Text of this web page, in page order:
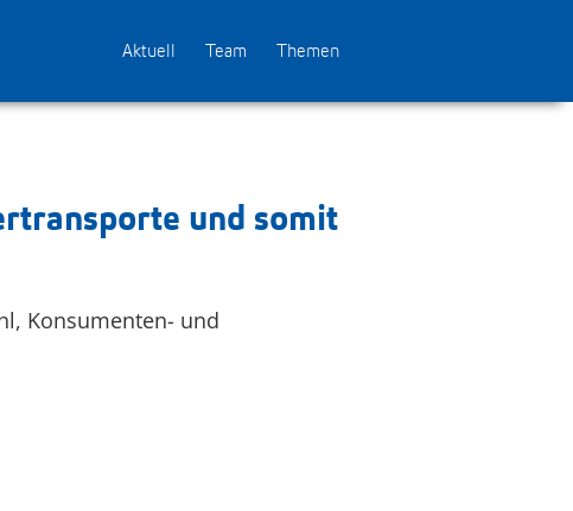
Aktuell Team Themen
und somit
Konsumenten- und